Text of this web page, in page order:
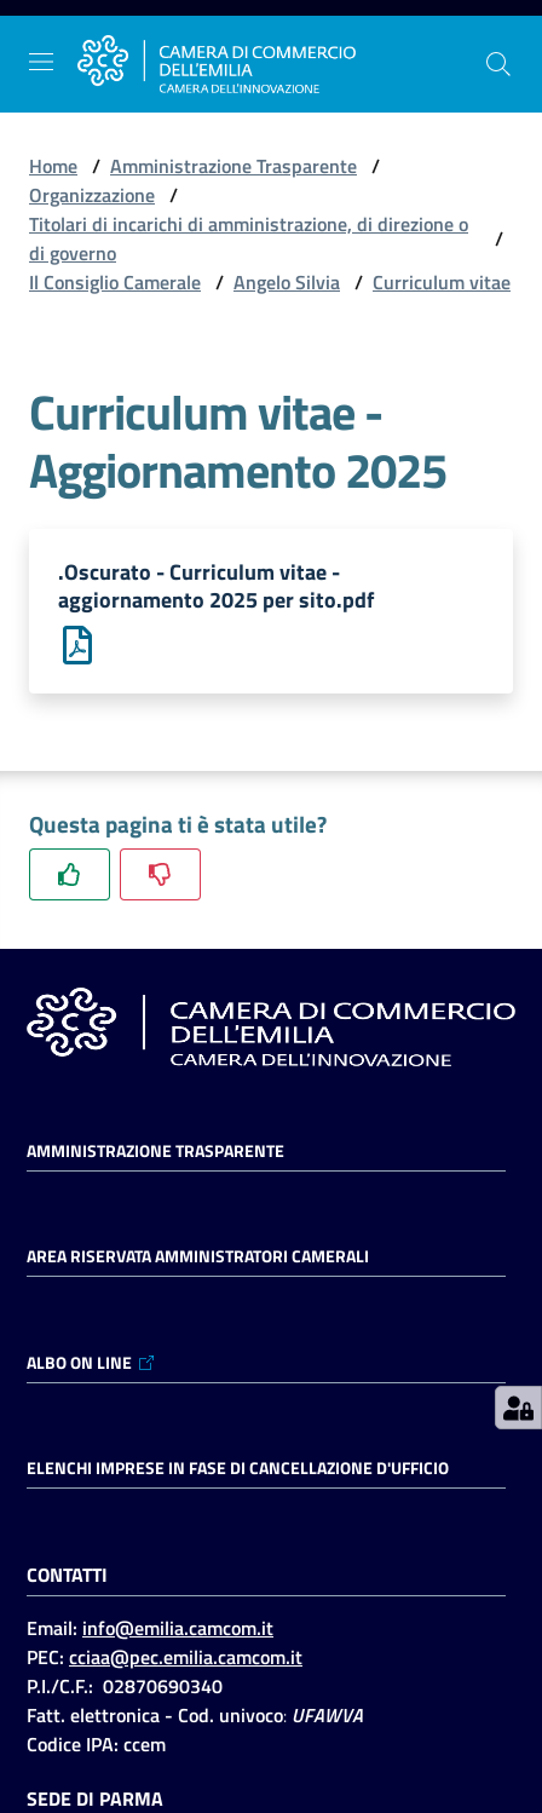
Vai al contenuto
Vai alla navigazione
Vai al footer
La
Camera
dell'Emilia
Gestire
l'impresa
territorio
l'Impresa
il
Consumatore
L'impresa
digitale
Prenotazioni
Pagamenti
on line
Accedi
Seguici
su
Home / Amministrazione Trasparente /
Organizzazione /
Titolari di incarichi di amministrazione, di direzione o
di governo
/
Il Consiglio Camerale / Angelo Silvia / Curriculum vitae
Curriculum vitae -
Aggiornamento 2025
.Oscurato - Curriculum vitae -
aggiornamento 2025 per sito.pdf
Questa pagina ti è stata utile?
AMMINISTRAZIONE TRASPARENTE
AREA RISERVATA AMMINISTRATORI CAMERALI
ALBO ON LINE
ELENCHI IMPRESE IN FASE DI CANCELLAZIONE D'UFFICIO
CONTATTI
Email: info@emilia.camcom.it
PEC: cciaa@pec.emilia.camcom.it
P.I./C.F.: 02870690340
Fatt. elettronica - Cod. univoco: UFAWVA
Codice IPA: ccem
SEDE DI PARMA